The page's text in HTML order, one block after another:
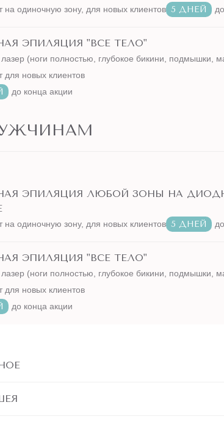
на одиночную зону, для новых клиентов 5 ДНЕЙ
ЭПИЛЯЦИЯ "ВСЕ ТЕЛО"
(ноги полностью, глубокое бикини, подмышки,
для новых клиентов
до конца акции
ЭПИЛЯЦИЯ ЛЮБОЙ ЗОНЫ НА
на одиночную зону, для новых клиентов 5 ДНЕЙ
ЭПИЛЯЦИЯ "ВСЕ ТЕЛО"
(ноги полностью, глубокое бикини, подмышки,
для новых клиентов
до конца акции